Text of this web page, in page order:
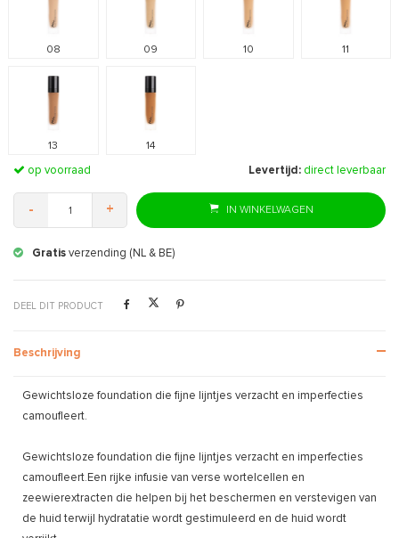
08 09 10 11
13 14
op voorraad Levertijd: direct leverbaar
- + IN WINKELWAGEN
Gratis verzending (NL & BE)
DEEL DIT PRODUCT
Beschrijving
Gewichtsloze foundation die fijne lijntjes verzacht en imperfecties
camoufleert.
Gewichtsloze foundation die fijne lijntjes verzacht en imperfecties
camoufleert.Een rijke infusie van verse wortelcellen en
zeewierextracten die helpen bij het beschermen en verstevigen van
de huid terwijl hydratatie wordt gestimuleerd en de huid wordt